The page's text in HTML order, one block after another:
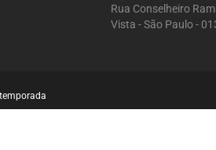
Rua Conselheiro
Vista - São Paulo -